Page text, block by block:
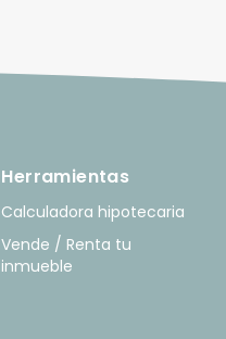
Herramientas
Calculadora hipotecaria
Vende / Renta tu
inmueble